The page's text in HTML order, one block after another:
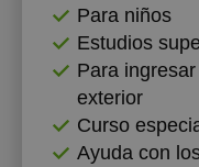
Para niños
Estudios
Para
exterior
Curso
Ayuda con